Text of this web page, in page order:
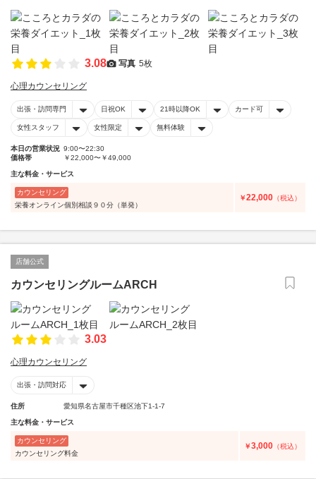
3.08 写真 5枚
心理カウンセリング
出張・訪問専門 日祝OK 21時以降OK カード可
女性スタッフ 女性限定 無料体験
本日の営業状況 9:00〜22:30
価格帯
￥22,000〜￥49,000
主な料金・サービス
カウンセリング
栄養オンライン個別相談９０分（単発）
￥22,000 （税込）
店舗公式
カウンセリングルームARCH
3.03
心理カウンセリング
出張・訪問対応
住所 愛知県名古屋市千種区池下1-1-7
主な料金・サービス
カウンセリング
カウンセリング料金
￥3,000 （税込）